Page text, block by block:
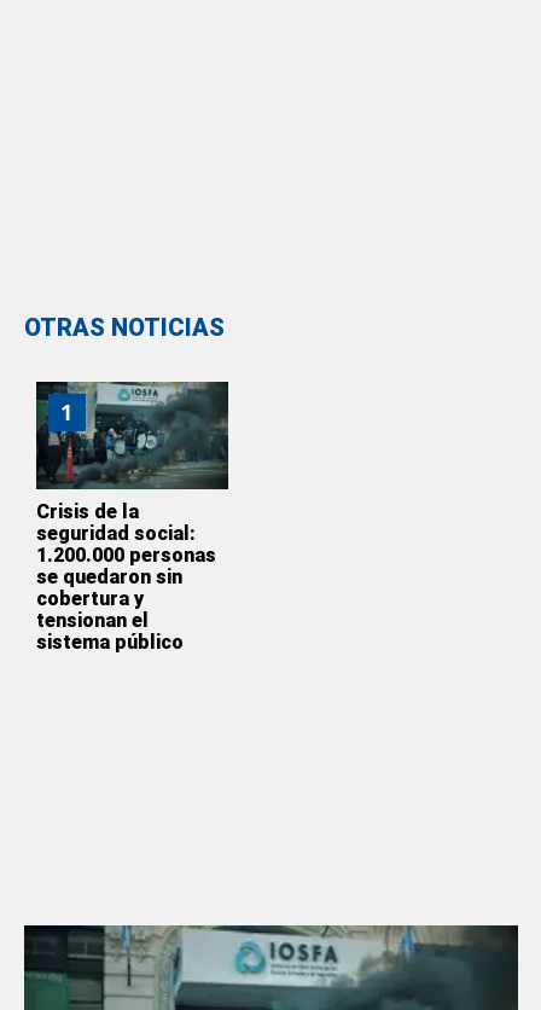
OTRAS NOTICIAS
1
Crisis de la
seguridad social:
1.200.000 personas
se quedaron sin
cobertura y
tensionan el
sistema público